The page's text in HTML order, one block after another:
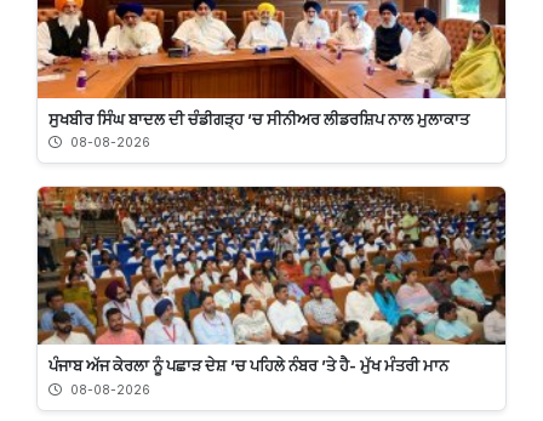
ਸੁਖਬੀਰ ਸਿੰਘ ਬਾਦਲ ਦੀ ਚੰਡੀਗੜ੍ਹ ’ਚ ਸੀਨੀਅਰ ਲੀਡਰਸ਼ਿਪ ਨਾਲ ਮੁਲਾਕਾਤ
08-08-2026
ਪੰਜਾਬ ਅੱਜ ਕੇਰਲਾ ਨੂੰ ਪਛਾੜ ਦੇਸ਼ ’ਚ ਪਹਿਲੇ ਨੰਬਰ ’ਤੇ ਹੈ- ਮੁੱਖ ਮੰਤਰੀ ਮਾਨ
08-08-2026